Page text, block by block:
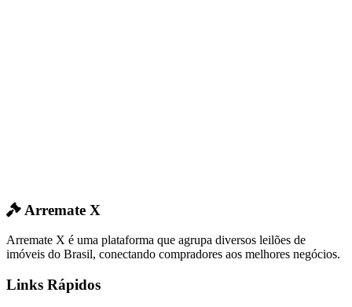
Arremate X
Arremate X é uma plataforma que agrupa diversos leilões de
imóveis do Brasil, conectando compradores aos melhores negócios.
Links Rápidos